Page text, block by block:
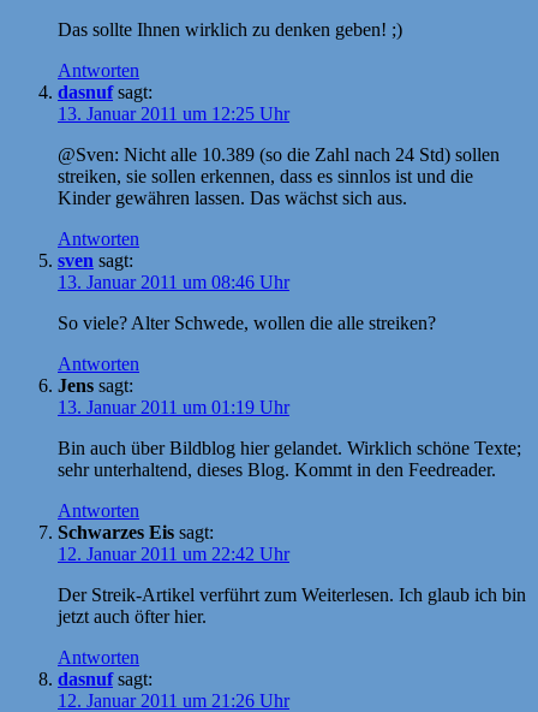
Das sollte Ihnen wirklich zu denken geben! ;)
Antworten
dasnuf sagt:
13. Januar 2011 um 12:25 Uhr
@Sven: Nicht alle 10.389 (so die Zahl nach 24 Std) sollen
streiken, sie sollen erkennen, dass es sinnlos ist und die
Kinder gewähren lassen. Das wächst sich aus.
Antworten
sven sagt:
13. Januar 2011 um 08:46 Uhr
So viele? Alter Schwede, wollen die alle streiken?
Antworten
Jens sagt:
13. Januar 2011 um 01:19 Uhr
Bin auch über Bildblog hier gelandet. Wirklich schöne Texte;
sehr unterhaltend, dieses Blog. Kommt in den Feedreader.
Antworten
Schwarzes Eis sagt:
12. Januar 2011 um 22:42 Uhr
Der Streik-Artikel verführt zum Weiterlesen. Ich glaub ich bin
jetzt auch öfter hier.
Antworten
dasnuf sagt:
12. Januar 2011 um 21:26 Uhr